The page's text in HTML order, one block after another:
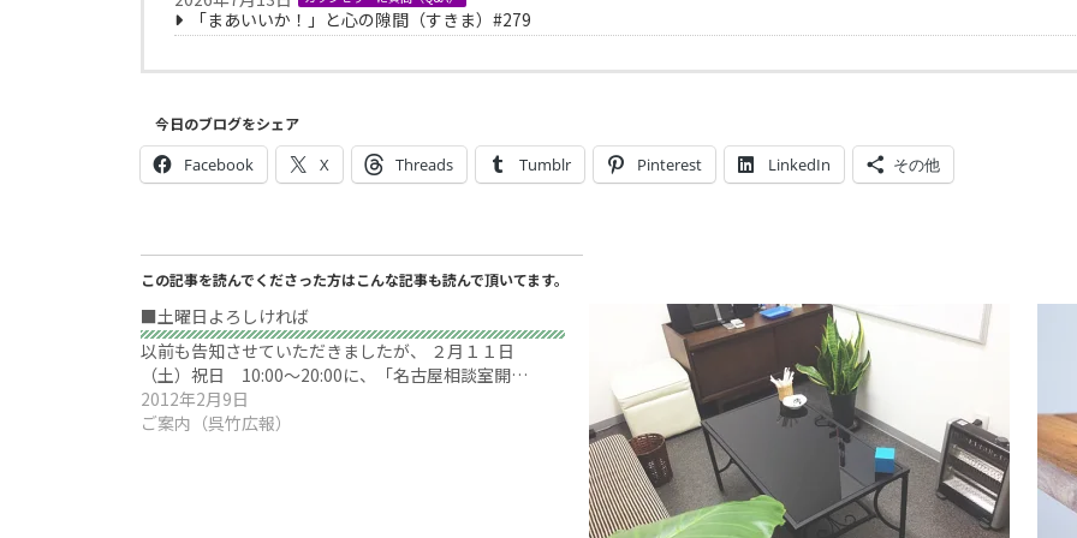
「まあいいか！」と心の隙間（すきま）#279
今日のブログをシェア
Facebook X Threads Tumblr Pinterest LinkedIn その他
この記事を読んでくださった方はこんな記事も読んで頂いてます。
■土曜日よろしければ
以前も告知させていただきましたが、 ２月１１日
（土）祝日 10:00～20:00に、「名古屋相談室開…
2012年2月9日
ご案内（呉竹広報）